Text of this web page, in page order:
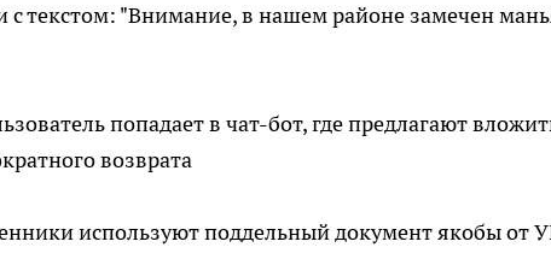
с текстом: "Внимание, в нашем районе замечен
попадает в чат-бот, где предлагают
возврата
используют поддельный документ якобы от